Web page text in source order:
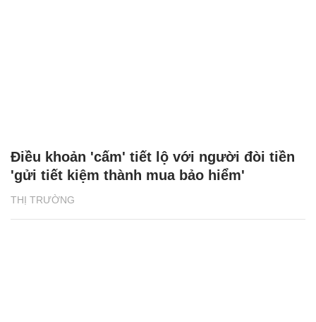
THỊ TRƯỜNG
Điều khoản 'cấm' tiết lộ với người đòi tiền
'gửi tiết kiệm thành mua bảo hiểm'